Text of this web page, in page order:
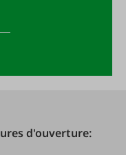
d'ouverture: